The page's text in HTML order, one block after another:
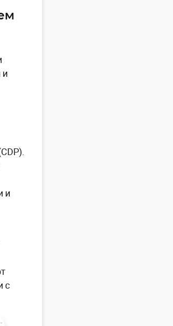
и
и
с